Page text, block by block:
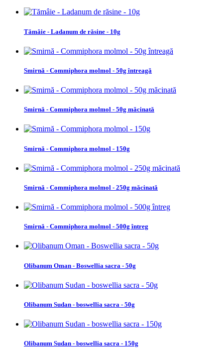
Tămâie - Ladanum de răsine - 10g
Smirnă - Commiphora molmol - 50g întreagă
Smirnă - Commiphora molmol - 50g măcinată
Smirnă - Commiphora molmol - 150g
Smirnă - Commiphora molmol - 250g măcinată
Smirnă - Commiphora molmol - 500g întreg
Olibanum Oman - Boswellia sacra - 50g
Olibanum Sudan - boswellia sacra - 50g
Olibanum Sudan - boswellia sacra - 150g